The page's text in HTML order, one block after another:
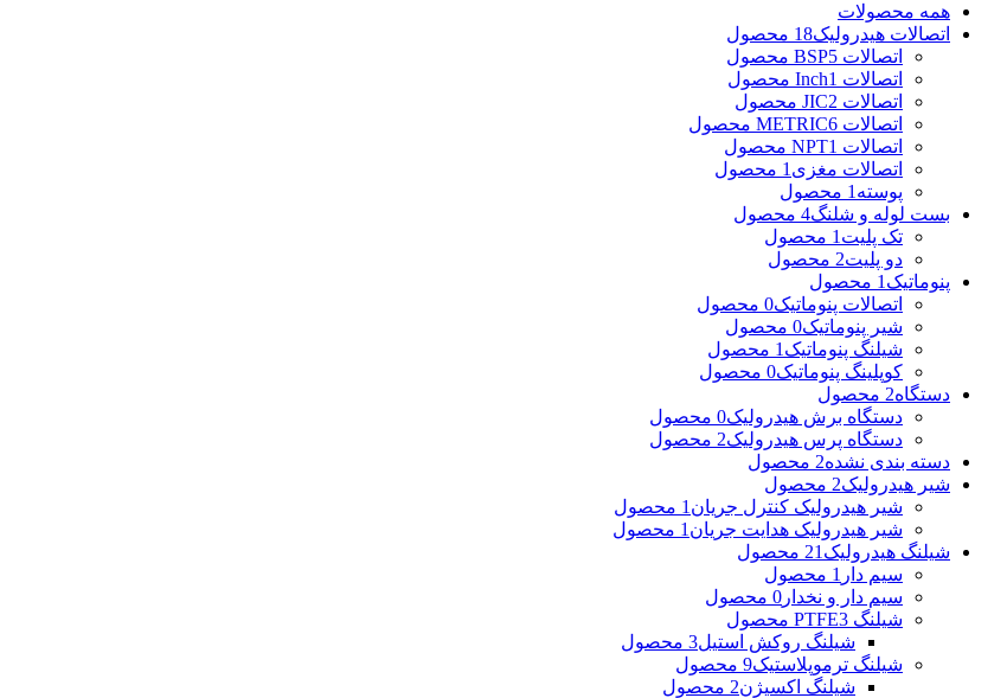
همه محصولات
اتصالات هیدرولیک18 محصول
اتصالات BSP 5 محصول
اتصالات Inch 1 محصول
اتصالات JIC 2 محصول
اتصالات METRIC 6 محصول
اتصالات NPT 1 محصول
اتصالات مغزی 1 محصول
پوسته 1 محصول
بست لوله و شلنگ4 محصول
تک پلیت 1 محصول
دو پلیت2 محصول
پنوماتیک 1 محصول
اتصالات پنوماتیک0 محصول
شیر پنوماتیک0 محصول
شیلنگ پنوماتیک 1 محصول
کوپلینگ پنوماتیک0 محصول
دستگاه2 محصول
دستگاه برش هیدرولیک0 محصول
دستگاه پرس هیدرولیک2 محصول
دسته بندی نشده2 محصول
شیر هیدرولیک2 محصول
شیر هیدرولیک کنترل جریان 1 محصول
شیر هیدرولیک هدایت جریان 1 محصول
شیلنگ هیدرولیک 21 محصول
سیم دار 1 محصول
سیم دار و نخدار 0 محصول
شیلنگ PTFE 3 محصول
شیلنگ روکش استیل3 محصول
شیلنگ ترموپلاستیک9 محصول
شیلنگ اکسیژن2 محصول